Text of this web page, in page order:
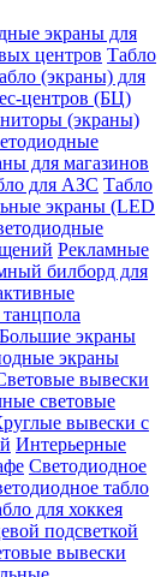
экраны для
центров Табло
(экраны) для
центров (БЦ)
(экраны)
для магазинов
для АЗС Табло
экраны (LED
Рекламные
билборд для
Большие экраны
экраны
вывески
световые
вывески с
Интерьерные
Светодиодное
табло
для хоккея
подсветкой
вывески